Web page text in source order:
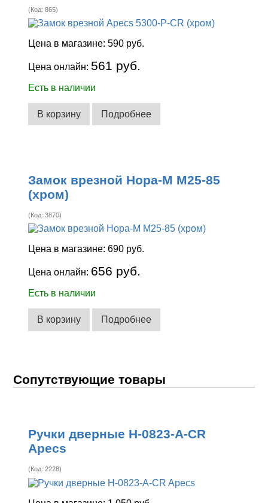
(Код:865)
Цена в магазине:590 руб.
Цена онлайн: 561 руб.
Есть в наличии
В корзину Подробнее
Замок врезной Нора-М М25-85
(хром)
(Код:3870)
Цена в магазине:690 руб.
Цена онлайн: 656 руб.
Есть в наличии
В корзину Подробнее
Сопутствующие товары
Ручки дверные H-0823-A-CR
Apecs
(Код:2228)